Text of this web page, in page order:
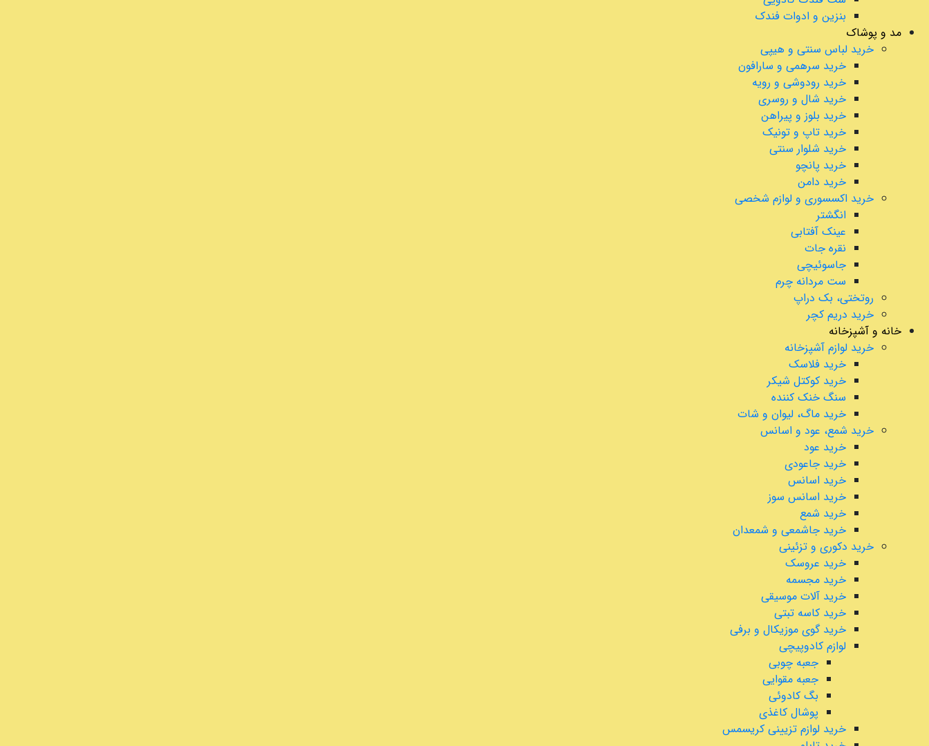
بنزین و ادوات فندک
مد و پوشاک
خرید لباس سنتی و هیپی
خرید سرهمی و سارافون
خرید رودوشی و رویه
خرید شال و روسری
خرید بلوز و پیراهن
خرید تاپ و تونیک
خرید شلوار سنتی
خرید پانچو
خرید دامن
خرید اکسسوری و لوازم شخصی
انگشتر
عینک آفتابی
نقره جات
جاسوئیچی
ست مردانه چرم
روتختی، بک دراپ
خرید دریم کچر
خانه و آشپزخانه
خرید لوازم آشپزخانه
خرید فلاسک
خرید کوکتل شیکر
سنگ خنک کننده
خرید ماگ، لیوان و شات
خرید شمع، عود و اسانس
خرید عود
خرید جاعودی
خرید اسانس
خرید اسانس سوز
خرید شمع
خرید جاشمعی و شمعدان
خرید دکوری و تزئینی
خرید عروسک
خرید مجسمه
خرید آلات موسیقی
خرید کاسه تبتی
خرید گوی موزیکال و برفی
لوازم کادوپیچی
جعبه چوبی
جعبه مقوایی
بگ کادوئی
پوشال کاغذی
خرید لوازم تزیینی کریسمس